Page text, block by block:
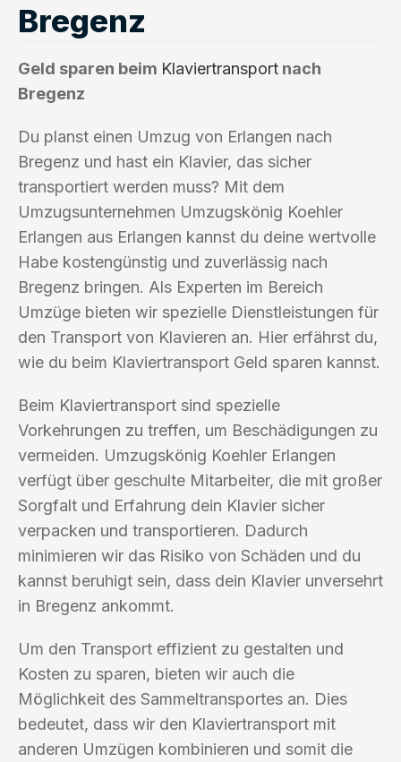
Bregenz
Geld sparen beim Klaviertransport nach
Bregenz
Du planst einen Umzug von Erlangen nach
Bregenz und hast ein Klavier, das sicher
transportiert werden muss? Mit dem
Umzugsunternehmen Umzugskönig Koehler
Erlangen aus Erlangen kannst du deine wertvolle
Habe kostengünstig und zuverlässig nach
Bregenz bringen. Als Experten im Bereich
Umzüge bieten wir spezielle Dienstleistungen für
den Transport von Klavieren an. Hier erfährst du,
wie du beim Klaviertransport Geld sparen kannst.
Beim Klaviertransport sind spezielle
Vorkehrungen zu treffen, um Beschädigungen zu
vermeiden. Umzugskönig Koehler Erlangen
verfügt über geschulte Mitarbeiter, die mit großer
Sorgfalt und Erfahrung dein Klavier sicher
verpacken und transportieren. Dadurch
minimieren wir das Risiko von Schäden und du
kannst beruhigt sein, dass dein Klavier unversehrt
in Bregenz ankommt.
Um den Transport effizient zu gestalten und
Kosten zu sparen, bieten wir auch die
Möglichkeit des Sammeltransportes an. Dies
bedeutet, dass wir den Klaviertransport mit
anderen Umzügen kombinieren und somit die